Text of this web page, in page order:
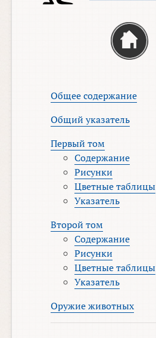
Общее содержание
Общий указатель
Первый том
Содержание
Рисунки
Цветные таблицы
Указатель
Второй том
Содержание
Рисунки
Цветные таблицы
Указатель
Оружие животных